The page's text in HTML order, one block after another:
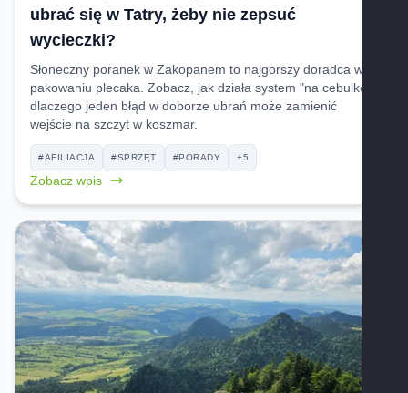
ubrać się w Tatry, żeby nie zepsuć
wycieczki?
Słoneczny poranek w Zakopanem to najgorszy doradca w
pakowaniu plecaka. Zobacz, jak działa system "na cebulkę" i
dlaczego jeden błąd w doborze ubrań może zamienić
wejście na szczyt w koszmar.
#AFILIACJA #SPRZĘT #PORADY +5
Zobacz wpis